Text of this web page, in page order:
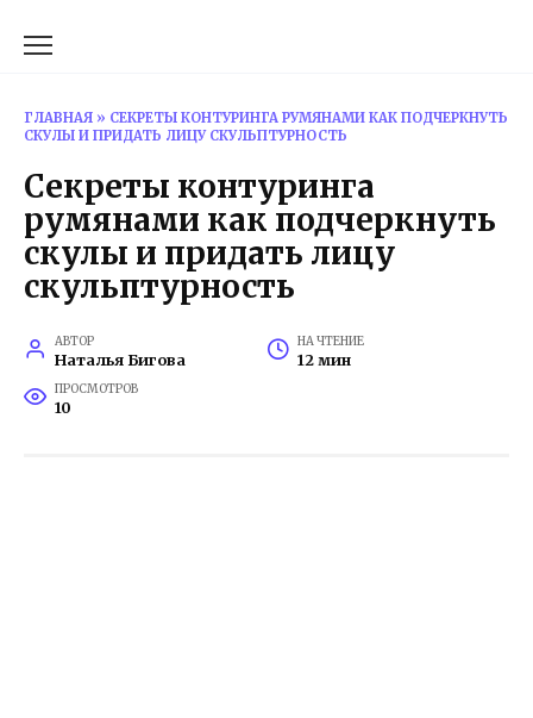
ГЛАВНАЯ » СЕКРЕТЫ КОНТУРИНГА РУМЯНАМИ КАК ПОДЧЕРКНУТЬ
СКУЛЫ И ПРИДАТЬ ЛИЦУ СКУЛЬПТУРНОСТЬ
Секреты контуринга
румянами как подчеркнуть
скулы и придать лицу
скульптурность
АВТОР
Наталья Бигова
НА ЧТЕНИЕ
12 мин
ПРОСМОТРОВ
10